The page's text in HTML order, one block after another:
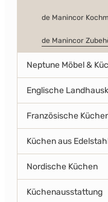
de Manincor
de Manincor
Neptune Möbel &
Englische
Französische
Küchen aus
Nordische Küchen
Küchenausstattung